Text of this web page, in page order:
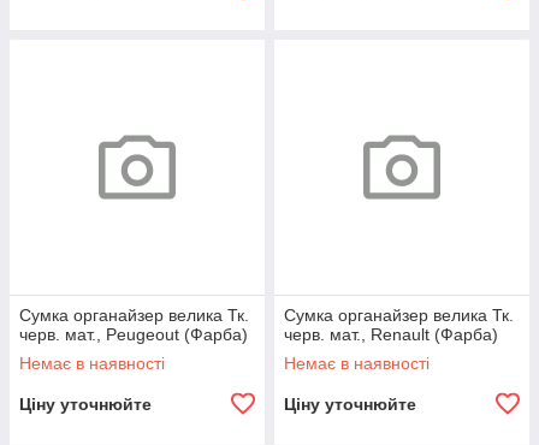
Сумка органайзер велика Тк.
черв. мат., Peugeout (Фарба)
Немає в наявності
Ціну уточнюйте
Сумка органайзер велика Тк.
черв. мат., Renault (Фарба)
Немає в наявності
Ціну уточнюйте